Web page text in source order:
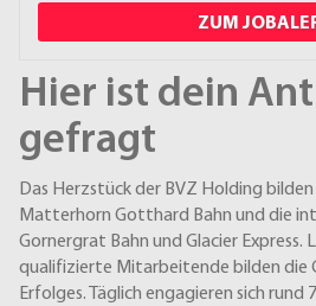
ZUM
Hier ist dein
gefragt
Das Herzstück der BVZ Holding
Matterhorn Gotthard Bahn und die
Gornergrat Bahn und Glacier Express.
qualifizierte Mitarbeitende bilden die
Erfolges. Täglich engagieren sich